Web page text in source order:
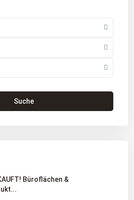
Suche
Büroflächen &